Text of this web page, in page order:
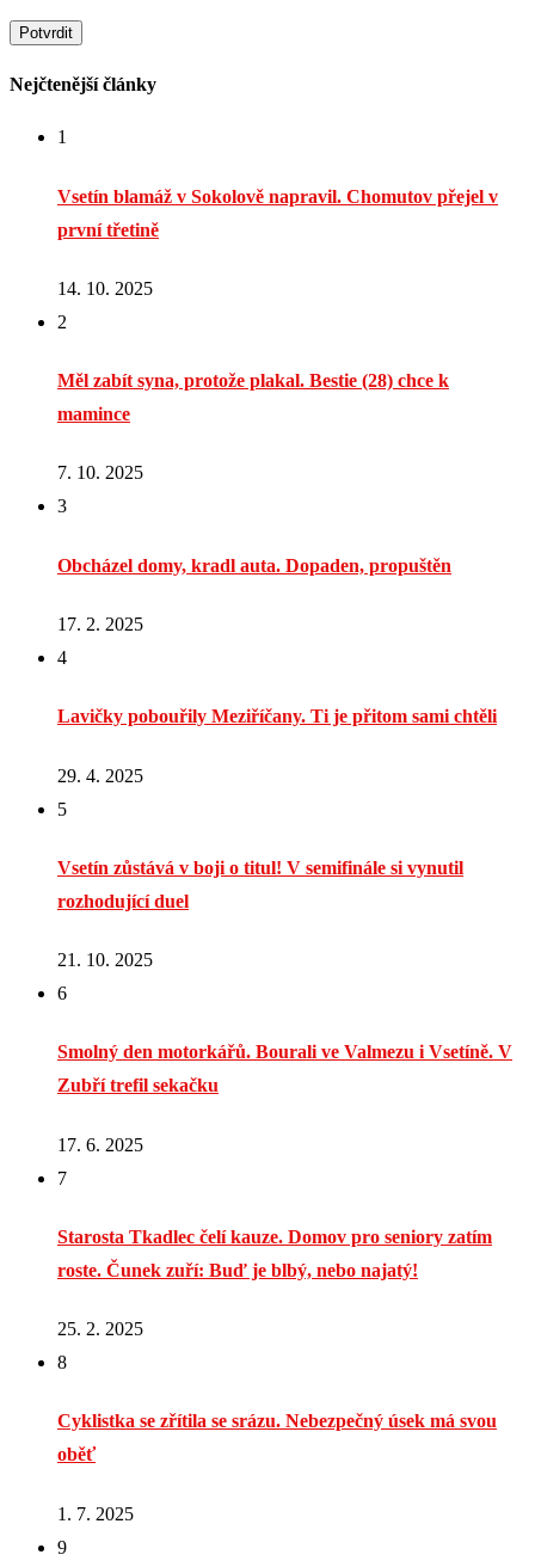
Nejčtenější články
1
Vsetín blamáž v Sokolově napravil. Chomutov přejel v
první třetině
14. 10. 2025
2
Měl zabít syna, protože plakal. Bestie (28) chce k
mamince
7. 10. 2025
3
Obcházel domy, kradl auta. Dopaden, propuštěn
17. 2. 2025
4
Lavičky pobouřily Meziříčany. Ti je přitom sami chtěli
29. 4. 2025
5
Vsetín zůstává v boji o titul! V semifinále si vynutil
rozhodující duel
21. 10. 2025
6
Smolný den motorkářů. Bourali ve Valmezu i Vsetíně. V
Zubří trefil sekačku
17. 6. 2025
7
Starosta Tkadlec čelí kauze. Domov pro seniory zatím
roste. Čunek zuří: Buď je blbý, nebo najatý!
25. 2. 2025
8
Cyklistka se zřítila se srázu. Nebezpečný úsek má svou
oběť
1. 7. 2025
9